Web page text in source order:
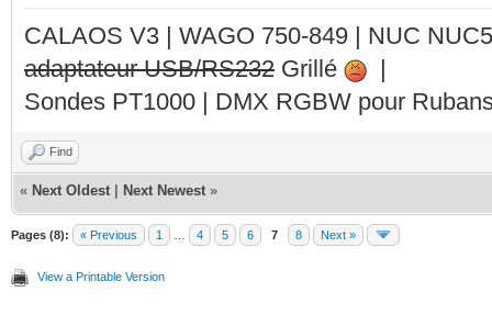
CALAOS V3 | WAGO 750-849 | NUC
adaptateur USB/RS232 Grillé
|
Sondes PT1000 | DMX RGBW pour
Find
« Next Oldest Next Newest »
Pages (8): « Previous 1 4 5 6 7 8 Next »
View a Printable Version